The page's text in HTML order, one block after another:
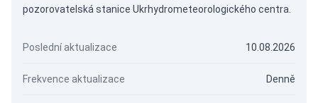
pozorovatelská stanice Ukrhydrometeorologického centra.
Poslední aktualizace 10.08.2026
Frekvence aktualizace Denně